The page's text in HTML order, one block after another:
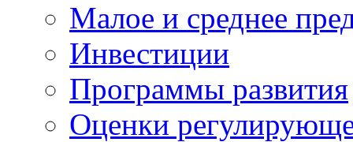
Малое и среднее
Инвестиции
Программы развития
Оценки